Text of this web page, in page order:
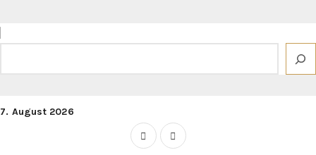
Inhalt
springen
7. August 2026